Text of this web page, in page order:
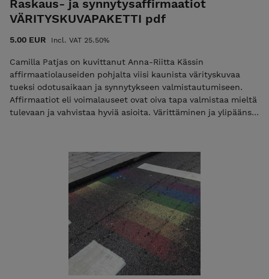
Raskaus- ja synnytysaffirmaatiot
VÄRITYSKUVAPAKETTI pdf
5.00 EUR Incl. VAT 25.50%
Camilla Patjas on kuvittanut Anna-Riitta Kässin
affirmaatiolauseiden pohjalta viisi kaunista värityskuvaa
tueksi odotusaikaan ja synnytykseen valmistautumiseen.
Affirmaatiot eli voimalauseet ovat oiva tapa valmistaa mieltä
tulevaan ja vahvistaa hyviä asioita. Värittäminen ja ylipäänsä
paikalle, jolloin niitä tulee silmäiltyä usein ja kuvien lauseita
tulee hoettua ääneen tai mielessä. Tuote toimitetaan heti
oston jälkeen PDF-muodossa, eikä sillä ole palautusoikeutta.
Värityskuvapaketti on tarkoitettu vain henkilökohtaiseen
käyttöön. Tulostathan kuvia vain omaan käyttöösi. Mikäli olet
esim. synnytysalan ammattilainen ja haluat rajattoman
tulostusoikeuden kuviin asiakastyötäsi varten, osta lisenssi
Doula-akatemian tuoteryhmän alta.